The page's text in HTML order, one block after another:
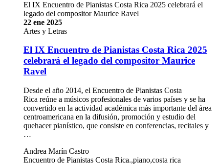
El IX Encuentro de Pianistas Costa Rica 2025 celebrará el
legado del compositor Maurice Ravel
22 ene 2025
Artes y Letras
El IX Encuentro de Pianistas Costa Rica 2025
celebrará el legado del compositor Maurice
Ravel
Desde el año 2014, el Encuentro de Pianistas Costa
Rica reúne a músicos profesionales de varios países y se ha
convertido en la actividad académica más importante del área
centroamericana en la difusión, promoción y estudio del
quehacer pianístico, que consiste en conferencias, recitales y
…
Andrea Marín Castro
Encuentro de Pianistas Costa Rica.,piano,costa rica